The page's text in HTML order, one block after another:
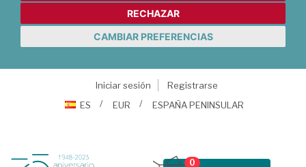
RECHAZAR
CAMBIAR PREFERENCIAS
Iniciar sesión
Registrarse
ES
EUR ESPAÑA PENINSULAR
0